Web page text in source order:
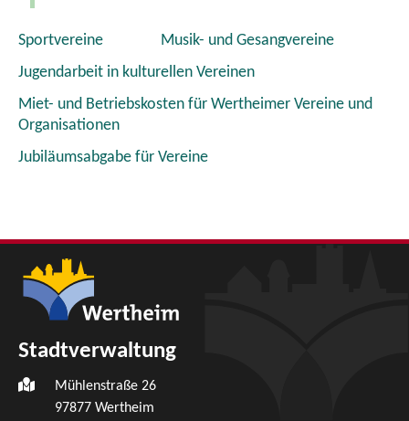
Sportvereine
Musik- und Gesangvereine
Jugendarbeit in kulturellen Vereinen
Miet- und Betriebskosten für Wertheimer Vereine und
Organisationen
Jubiläumsabgabe für Vereine
Stadtverwaltung
Mühlenstraße 26
97877 Wertheim